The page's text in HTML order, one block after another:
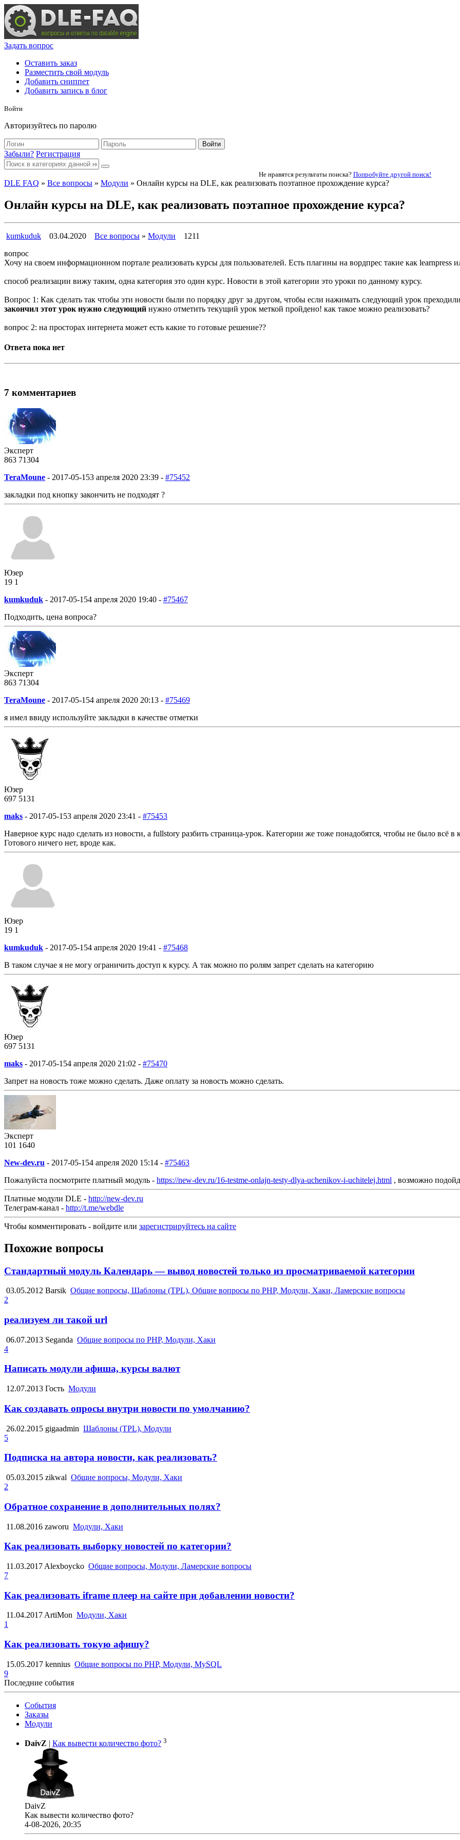
Задать вопрос
Оставить заказ
Разместить свой модуль
Добавить сниппет
Добавить запись в блог
Войти
Авторизуйтесь по паролю
Войти
Забыли? Регистрация
Не нравятся результаты поиска? Попробуйте другой поиск!
DLE FAQ » Все вопросы » Модули » Онлайн курсы на DLE, как реализовать поэтапное прохождение курса?
Онлайн курсы на DLE, как реализовать поэтапное прохождение курса?
kumkuduk 03.04.2020 Все вопросы » Модули
1211
вопрос
Хочу на своем информационном портале реализовать курсы для пользователей. Есть плагины на вордпрес такие как learnpress
способ реализации вижу таким, одна категория это один курс. Новости в этой категории это уроки по данному курсу.
Вопрос 1: Как сделать так чтобы эти новости были по порядку друг за другом, чтобы если нажимать следующий урок
закончил этот урок нужно следующий нужно отметить текущий урок меткой пройдено! как такое можно реализовать?
вопрос 2: на просторах интернета может есть какие то готовые решение??
Ответа пока нет
7 комментариев
Эксперт
863 71304
TeraMoune - 2017-05-153 апреля 2020 23:39 - #75452
закладки под кнопку закончить не подходят ?
Юзер
19 1
kumkuduk - 2017-05-154 апреля 2020 19:40 - #75467
Подходить, цена вопроса?
Эксперт
863 71304
TeraMoune - 2017-05-154 апреля 2020 20:13 - #75469
я имел ввиду используйте закладки в качестве отметки
Юзер
697 5131
maks - 2017-05-153 апреля 2020 23:41 - #75453
Наверное курс надо сделать из новости, а fullstory разбить страница-урок. Категории же тоже понадобятся, чтобы не было всё в
Готового ничего нет, вроде как.
Юзер
19 1
kumkuduk - 2017-05-154 апреля 2020 19:41 - #75468
В таком случае я не могу ограничить доступ к курсу. А так можно по ролям запрет сделать на категорию
Юзер
697 5131
maks - 2017-05-154 апреля 2020 21:02 - #75470
Запрет на новость тоже можно сделать. Даже оплату за новость можно сделать.
Эксперт
101 1640
New-dev.ru - 2017-05-154 апреля 2020 15:14 - #75463
Пожалуйста посмотрите платный модуль - https://new-dev.ru/16-testme-onlajn-testy-dlya-uchenikov-i-uchitelej.html , возможно
Платные модули DLE - http://new-dev.ru
Телеграм-канал - http://t.me/webdle
Чтобы комментировать - войдите или зарегистрируйтесь на сайте
Похожие вопросы
Стандартный модуль Календарь — вывод новостей только из просматриваемой категории
03.05.2012 Barsik Общие вопросы, Шаблоны (TPL), Общие вопросы по PHP, Модули, Хаки, Ламерские вопросы
2
реализуем ли такой url
06.07.2013 Seganda Общие вопросы по PHP, Модули, Хаки
4
Написать модули афиша, курсы валют
12.07.2013 Гость Модули
Как создавать опросы внутри новости по умолчанию?
26.02.2015 gigaadmin Шаблоны (TPL), Модули
5
Подписка на автора новости, как реализовать?
05.03.2015 zikwal Общие вопросы, Модули, Хаки
2
Обратное сохранение в дополнительных полях?
11.08.2016 zaworu Модули, Хаки
Как реализовать выборку новостей по категории?
11.03.2017 Alexboycko Общие вопросы, Модули, Ламерские вопросы
7
Как реализовать iframe плеер на сайте при добавлении новости?
11.04.2017 ArtiMon Модули, Хаки
1
Как реализовать токую афишу?
15.05.2017 kennius Общие вопросы по PHP, Модули, MySQL
9
Последние события
События
Заказы
Модули
DaivZ | Как вывести количество фото? 3
DaivZ
Как вывести количество фото?
4-08-2026, 20:35